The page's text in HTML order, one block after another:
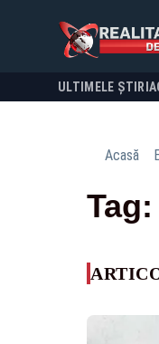
ULTIMELE ȘTIRI
Acasă